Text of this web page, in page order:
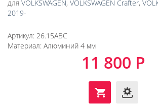
для VOLKSWAGEN, VOLKSWAGEN Crafter,
2019-
Артикул: 26.15АВС
Материал: Алюминий 4 мм
11 800 Р